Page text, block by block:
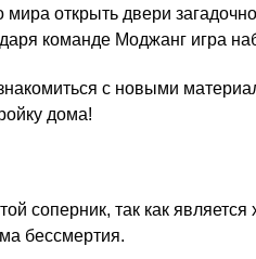
мира открыть двери
команде Моджанг игра
с новыми
дома!
соперник, так как
бессмертия.